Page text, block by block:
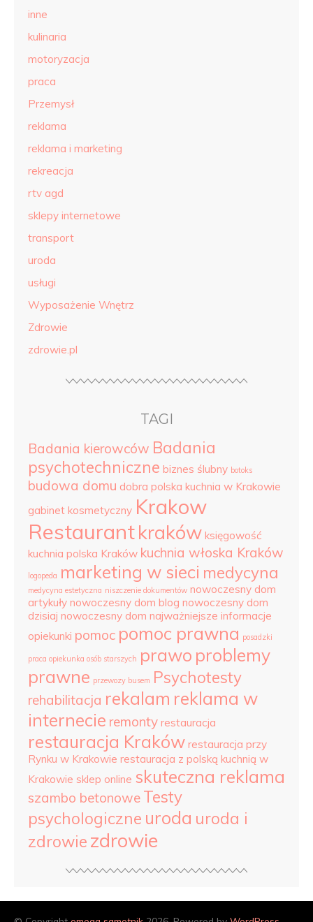
inne
kulinaria
motoryzacja
praca
Przemysł
reklama
reklama i marketing
rekreacja
rtv agd
sklepy internetowe
transport
uroda
usługi
Wyposażenie Wnętrz
Zdrowie
zdrowie.pl
TAGI
Badania kierowców Badania
psychotechniczne biznes ślubny botoks
budowa domu dobra polska kuchnia w Krakowie
gabinet kosmetyczny Krakow
Restaurantkraków księgowość
kuchnia polska Kraków kuchnia włoska Kraków
logopeda marketing w sieci medycyna
medycyna estetyczna niszczenie dokumentów nowoczesny dom
artykuły nowoczesny dom blog nowoczesny dom
dzisiaj nowoczesny dom najważniejsze informacje
opiekunki pomoc pomoc prawna posadzki
praca opiekunka osób starszych prawo problemy
prawne przewozy busem Psychotesty
rehabilitacja rekalam reklama w
internecie remonty restauracja
restauracja Kraków restauracja przy
Rynku w Krakowie restauracja z polską kuchnią w
Krakowie sklep online skuteczna reklama
szambo betonowe Testy
psychologiczne uroda uroda i
zdrowie zdrowie